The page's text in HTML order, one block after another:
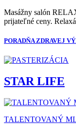
Masážny salón
prijateľné ceny.
PORADŇA ZDRAVEJ
STAR LIFE
TALENTOVANÝ